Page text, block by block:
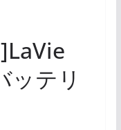
ッテリ